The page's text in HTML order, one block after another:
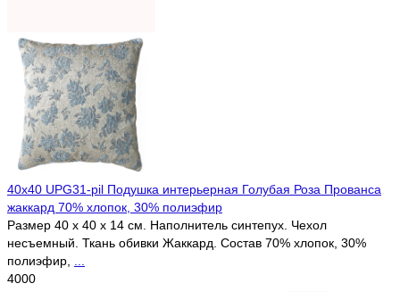
40х40 UPG31-pil Подушка интерьерная Голубая Роза Прованса
жаккард 70% хлопок, 30% полиэфир
Размер 40 х 40 х 14 см. Наполнитель синтепух. Чехол
несъемный. Ткань обивки Жаккард. Состав 70% хлопок, 30%
полиэфир, ...
4000